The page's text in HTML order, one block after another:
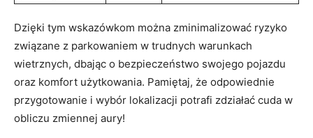
Dzięki tym ⁢wskazówkom można zminimalizować ryzyko
związane z parkowaniem w trudnych warunkach
wietrznych, dbając o⁣ bezpieczeństwo⁤ swojego ⁢pojazdu
⁤oraz komfort użytkowania.⁢ Pamiętaj, że odpowiednie
przygotowanie i wybór lokalizacji potrafi⁤ zdziałać cuda ⁢w
obliczu ⁣zmiennej aury!